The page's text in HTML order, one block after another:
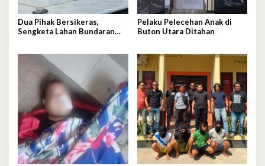
Dua Pihak Bersikeras,
Sengketa Lahan Bundaran
Pelaku Pelecehan Anak di
Buton Utara Ditahan